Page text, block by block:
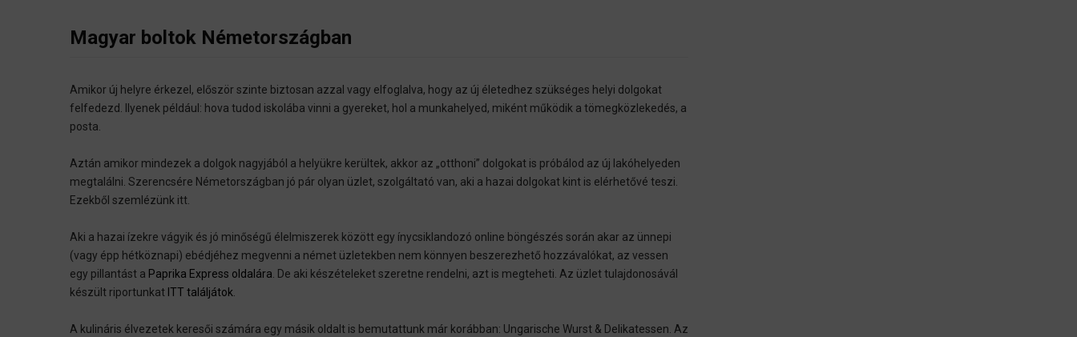
Magyar boltok Németországban
Amikor új helyre érkezel, először szinte biztosan azzal vagy elfoglalva, hogy az új életedhez szükséges helyi dolgokat
felfedezd. Ilyenek például: hova tudod iskolába vinni a gyereket, hol a munkahelyed, miként működik a tömegközlekedés, a
posta.
Aztán amikor mindezek a dolgok nagyjából a helyükre kerültek, akkor az „otthoni” dolgokat is próbálod az új lakóhelyeden
megtalálni. Szerencsére Németországban jó pár olyan üzlet, szolgáltató van, aki a hazai dolgokat kint is elérhetővé teszi.
Ezekből szemlézünk itt.
Aki a hazai ízekre vágyik és jó minőségű élelmiszerek között egy ínycsiklandozó online böngészés során akar az ünnepi
(vagy épp hétköznapi) ebédjéhez megvenni a német üzletekben nem könnyen beszerezhető hozzávalókat, az vessen
egy pillantást a Paprika Express oldalára . De aki készételeket szeretne rendelni, azt is megteheti. Az üzlet tulajdonosávál
készült riportunkat ITT találjátok
A kulináris élvezetek keresői számára egy másik oldalt is bemutattunk már korábban: Ungarische Wurst & Delikatessen. Az